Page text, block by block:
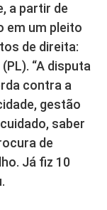
a partir de
em um pleito
de direita:
“A disputa
contra a
gestão
saber
de
Já fiz 10